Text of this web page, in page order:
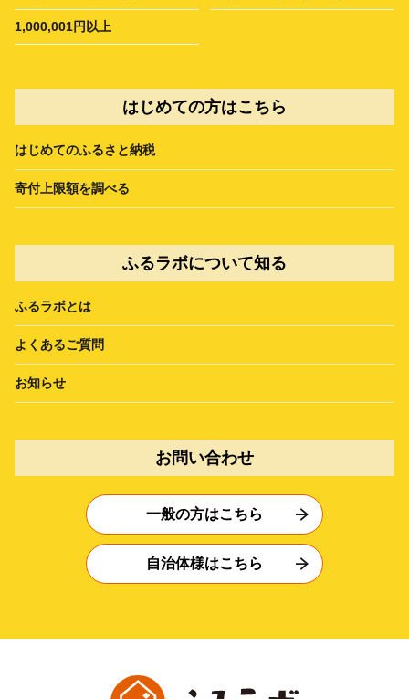
1,000,001円以上
はじめての方はこちら
はじめてのふるさと納税
寄付上限額を調べる
ふるラボについて知る
ふるラボとは
よくあるご質問
お知らせ
お問い合わせ
一般の方はこちら
自治体様はこちら